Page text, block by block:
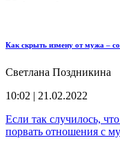
Как скрыть измену от мужа –
Светлана Поздникина
10:02 | 21.02.2022
Если так случилось,
порвать отношения с